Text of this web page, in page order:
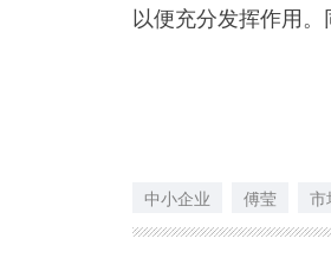
以便充分发挥作用。
中小企业 傅莹 市